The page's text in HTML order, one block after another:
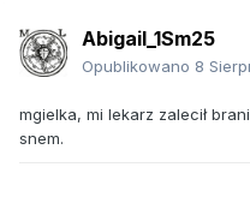
Abigail_1Sm25
Opublikowano 8
mgielka, mi lekarz zalecił
snem.